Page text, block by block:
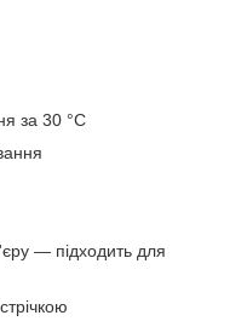
за 30 °C
— підходить для